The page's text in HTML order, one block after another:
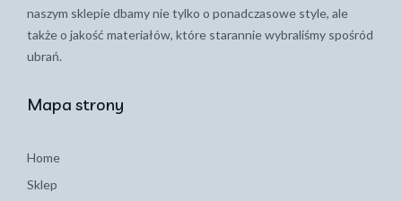
naszym sklepie dbamy nie tylko o ponadczasowe style, ale
także o jakość materiałów, które starannie wybraliśmy spośród
ubrań.
Mapa strony
Home
Sklep